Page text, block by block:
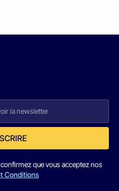
que vous acceptez nos
Conditions